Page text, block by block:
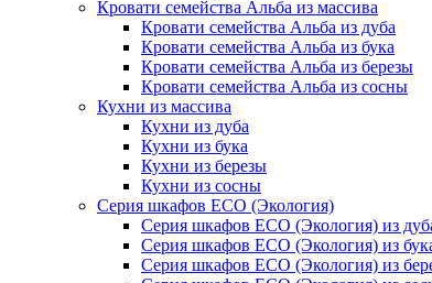
Кровати семейства Альба из массива
Кровати семейства Альба из дуба
Кровати семейства Альба из бука
Кровати семейства Альба из березы
Кровати семейства Альба из сосны
Кухни из массива
Кухни из дуба
Кухни из бука
Кухни из березы
Кухни из сосны
Серия шкафов ECO (Экология)
Серия шкафов ECO (Экология) из
Серия шкафов ECO (Экология) из
Серия шкафов ECO (Экология) из